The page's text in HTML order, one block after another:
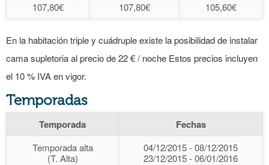
107,80€ 107,80€ 105,60€
En la habitación triple y cuádruple existe la posibilidad de instalar
cama supletoria al precio de 22 € / noche Estos precios incluyen
el 10 % IVA en vigor.
Temporadas
Temporada Fechas
Temporada alta
(T. Alta)
04/12/2015 - 08/12/2015
23/12/2015 - 06/01/2016